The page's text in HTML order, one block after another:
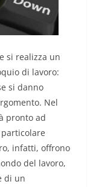
si realizza un
di lavoro:
si danno
Nel
pronto ad
infatti, offrono
del lavoro,
di un